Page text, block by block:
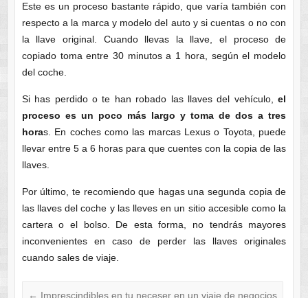
Este es un proceso bastante rápido, que varía también con
respecto a la marca y modelo del auto y si cuentas o no con
la llave original. Cuando llevas la llave, el proceso de
copiado toma entre 30 minutos a 1 hora, según el modelo
del coche.
Si has perdido o te han robado las llaves del vehículo,el
proceso es un poco más largo y toma de dos a tres
horas. En coches como las marcas Lexus o Toyota, puede
llevar entre 5 a 6 horas para que cuentes con la copia de las
llaves.
Por último, te recomiendo que hagas una segunda copia de
las llaves del coche y las lleves en un sitio accesible como la
cartera o el bolso. De esta forma, no tendrás mayores
inconvenientes en caso de perder las llaves originales
cuando sales de viaje.
← Imprescindibles en tu neceser en un viaje de negocios